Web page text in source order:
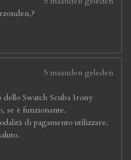
5 maanden geleden
dello Swatch Scuba Irony
se è funzionante.
di pagamento utilizzare.